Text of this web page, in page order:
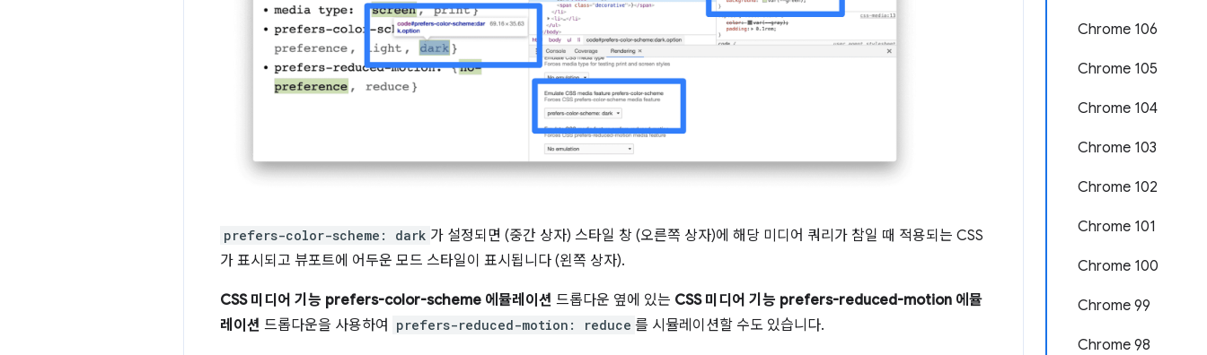
Chrome 106
Chrome 105
Chrome 104
Chrome 103
Chrome 102
Chrome 101
Chrome 100
Chrome 99
Chrome 98
prefers-color-scheme: dark 가 설정되면 (중간 상자) 스타일 창 (오른쪽 상자)에 해당 미디어 쿼리가 참일 때 적용되는 CSS
가 표시되고 뷰포트에 어두운 모드 스타일이 표시됩니다 (왼쪽 상자).
CSS 미디어 기능 prefers-color-scheme 에뮬레이션 드롭다운 옆에 있는 CSS 미디어 기능 prefers-reduced-motion 에뮬
레이션 드롭다운을 사용하여 prefers-reduced-motion: reduce 를 시뮬레이션할 수도 있습니다.